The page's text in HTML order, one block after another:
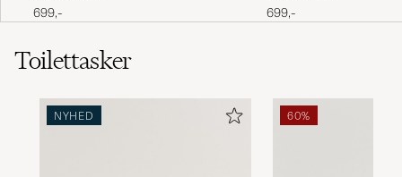
699,- 699,-
Toilettasker
NYHED 60%